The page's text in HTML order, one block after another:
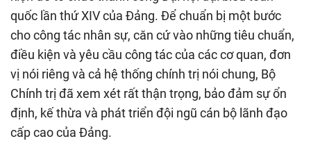
quốc lần thứ XIV của Đảng. Để chuẩn bị một bước
cho công tác nhân sự, căn cứ vào những tiêu chuẩn,
điều kiện và yêu cầu công tác của các cơ quan, đơn
vị nói riêng và cả hệ thống chính trị nói chung, Bộ
Chính trị đã xem xét rất thận trọng, bảo đảm sự ổn
định, kế thừa và phát triển đội ngũ cán bộ lãnh đạo
cấp cao của Đảng.